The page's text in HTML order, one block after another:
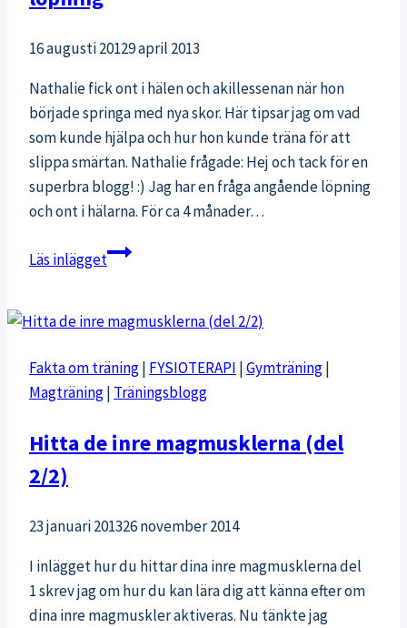
16 augusti 20129 april 2013
Nathalie fick ont i hälen och akillessenan när hon
började springa med nya skor. Här tipsar jag om vad
som kunde hjälpa och hur hon kunde träna för att
slippa smärtan. Nathalie frågade: Hej och tack för en
superbra blogg! :) Jag har en fråga angående löpning
och ont i hälarna. För ca 4 månader…
Läs inläggetOnt
och
av
löpning
Fakta om träning| FYSIOTERAPI |Gymträning|
Magträning| Träningsblogg
Hitta de inre magmusklerna (del
2/2)
23 januari 201326 november 2014
I inlägget hur du hittar dina inre magmusklerna del
1 skrev jag om hur du kan lära dig att känna efter om
dina inre magmuskler aktiveras. Nu tänkte jag